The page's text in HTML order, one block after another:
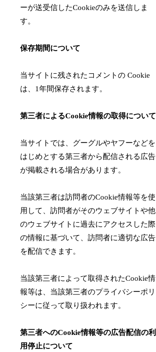
ーが送受信したCookieのみを送信しま
す。
保存期間について
当サイトに残されたコメントの Cookie
は、1年間保存されます。
第三者によるCookie情報の取得について
当サイトでは、グーグルやヤフーなどを
はじめとする第三者から配信される広告
が掲載される場合があります。
当該第三者は訪問者のCookie情報等を使
用して、訪問者がそのウェブサイトや他
のウェブサイトに過去にアクセスした際
の情報に基づいて、訪問者に適切な広告
を配信できます。
当該第三者によって取得されたCookie情
報等は、当該第三者のプライバシーポリ
シーに従って取り扱われます。
第三者へのCookie情報等の広告配信の利
用停止について